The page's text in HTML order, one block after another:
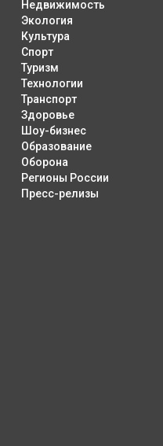
Недвижимость
Экология
Культура
Спорт
Туризм
Технологии
Транспорт
Здоровье
Шоу-бизнес
Образование
Оборона
Регионы России
Пресс-релизы